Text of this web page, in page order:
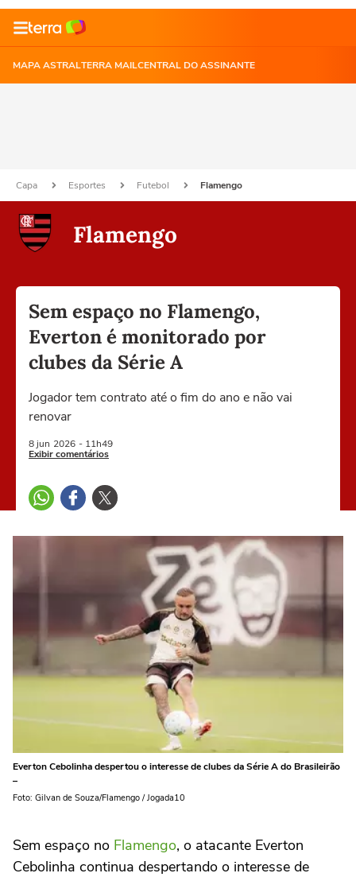
MAPA ASTRALTERRA MAILCENTRAL DO ASSINANTE
Capa Esportes Futebol Flamengo
Flamengo
Sem espaço no Flamengo,
Everton é monitorado por
clubes da Série A
Jogador tem contrato até o fim do ano e não vai
renovar
8 jun 2026 - 11h49
Exibir comentários
Everton Cebolinha despertou o interesse de clubes da Série A do Brasileirão
–
Foto: Gilvan de Souza/Flamengo / Jogada10
Sem espaço no Flamengo, o atacante Everton
Cebolinha continua despertando o interesse de